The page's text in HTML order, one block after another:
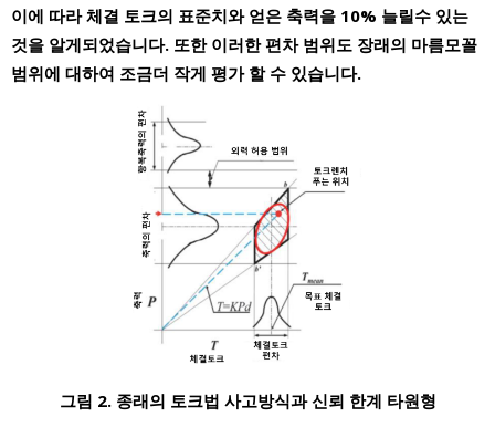
이에 따라 체결 토크의 표준치와 얻은 축력을 10% 늘릴수 있는
것을 알게되었습니다. 또한 이러한 편차 범위도 장래의 마름모꼴
범위에 대하여 조금더 작게 평가 할 수 있습니다.
그림 2. 종래의 토크법 사고방식과 신뢰 한계 타원형